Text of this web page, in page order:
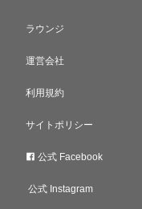
ラウンジ
運営会社
利用規約
サイトポリシー
公式 Facebook
公式 Instagram